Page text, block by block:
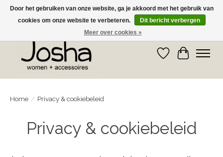
GRATIS OPHALEN IN DE WINKEL EN GRATIS VERZENDING VANAF € 75,00
Verlanglijst
Home / Privacy & cookiebeleid
Privacy & cookiebeleid
Door het gebruiken van onze website, ga je akkoord met het gebruik van
cookies om onze website te verbeteren.
Dit bericht verbergen
Meer over cookies »